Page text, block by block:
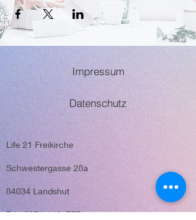
Impressum
Datenschutz
Life 21 Freikirche
Schwestergasse 28a
84034 Landshut
Tel.: 0871-1421777